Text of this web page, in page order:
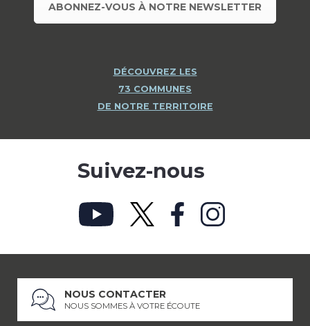
ABONNEZ-VOUS À NOTRE NEWSLETTER
DÉCOUVREZ LES
73 COMMUNES
DE NOTRE TERRITOIRE
Suivez-nous
NOUS CONTACTER
NOUS SOMMES À VOTRE ÉCOUTE